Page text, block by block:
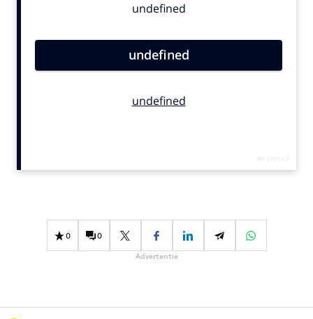
Contentmarketing
Effectiviteit
Gedragsverandering
Martech
0 0
Advertentie